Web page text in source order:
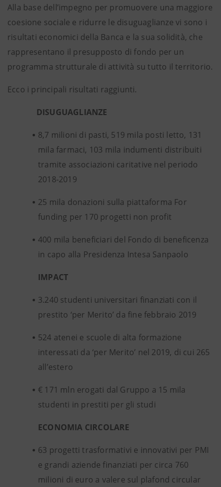
Alla base dell’impegno per promuovere una maggiore
coesione sociale e ridurre le disuguaglianze vi sono i
risultati economici della Banca e la sua solidità, che
rappresentano il presupposto di fondo per un
programma strutturale di attività su tutto il territorio.
Ecco i principali risultati raggiunti.
DISUGUAGLIANZE
8,7 milioni di pasti, 519 mila posti letto, 131
mila farmaci, 103 mila indumenti distribuiti
tramite associazioni caritative nel periodo
2018-2019
25 mila donazioni sulla piattaforma For
funding per 170 progetti non profit
400 mila beneficiari del Fondo di beneficenza
in capo alla Presidenza Intesa Sanpaolo
IMPACT
3.240 studenti universitari finanziati con il
prestito ‘per Merito’ da fine febbraio 2019
524 atenei e scuole di alta formazione
interessati da ‘per Merito’ nel 2019, di cui 265
all’estero
€ 171 mln erogati dal Gruppo a 15 mila
studenti in prestiti per gli studi
ECONOMIA CIRCOLARE
63 progetti trasformativi e innovativi per PMI
e grandi aziende finanziati per circa 760
milioni di euro a valere sul plafond circular